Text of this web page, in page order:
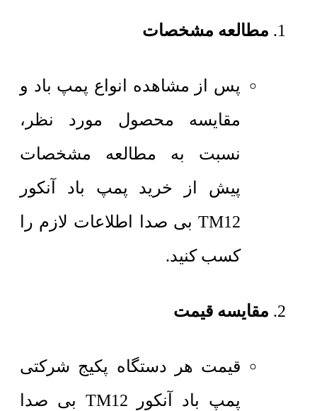
مطالعه مشخصات
پس از مشاهده انواع پمپ باد و
مقایسه محصول مورد نظر،
نسبت به مطالعه مشخصات
پیش از خرید پمپ باد آنکور
TM12 بی صدا اطلاعات لازم را
کسب کنید.
مقایسه قیمت
قیمت هر دستگاه پکیج شرکتی
پمپ باد آنکور TM12 بی صدا